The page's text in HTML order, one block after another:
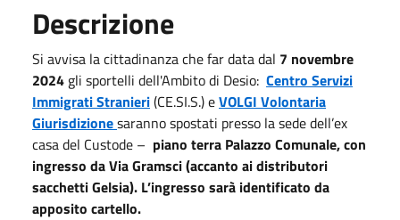
Descrizione
Si avvisa la cittadinanza che far data dal 7 novembre
2024 gli sportelli dell'Ambito di Desio: Centro Servizi
Immigrati Stranieri(CE.SI.S.) eVOLGI Volontaria
Giurisdizionesaranno spostati presso la sede dell’ex
casa del Custode – piano terra Palazzo Comunale, con
ingresso da Via Gramsci (accanto ai distributori
sacchetti Gelsia). L’ingresso sarà identificato da
apposito cartello.